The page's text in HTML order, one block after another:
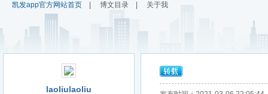
凯发app官方网站首页 博文目录 关于我
laoliulaoliu